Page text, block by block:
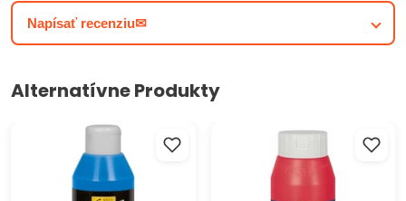
Napísať recenziu✉
Alternatívne Produkty
Akrylová farba Solo Goya
Acrylic 250 ml
Akrylová farba Solo Goya
TRITON 750 ml